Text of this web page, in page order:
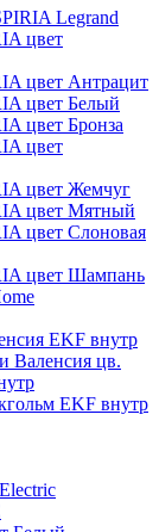
Legrand
цвет
цвет Антрацит
цвет Белый
цвет Бронза
цвет
цвет Жемчуг
цвет Мятный
цвет Слоновая
цвет Шампань
EKF внутр
Валенсия цв.
EKF внутр